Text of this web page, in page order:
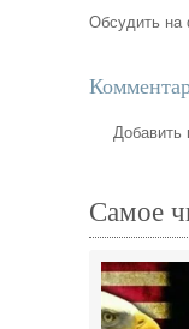
Обсудить
Добавить
Самое